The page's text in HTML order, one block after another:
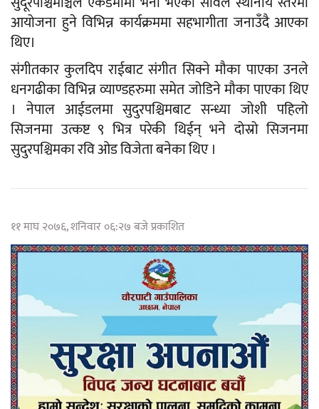
आयोजना हुने विभिन्न कार्यक्रममा सहभागीता जनाउँदै आएका
थिए।
संगीतकार कुलदिप राईबाट संगीत सिक्ने मौका पाएका उनले
धनगढीका विभिन्न व्याण्डहरुमा समेत जोडिने मौका पाएका थिए
। नेपाल आईडलमा सुदुरपश्चिमबाट सन्ध्या जोशी पहिलो
सिजनमा उत्कष्ट ९ भित्र परेकी थिईन् भने दोस्रो सिजनमा
सुदुरपश्चिमका रवि ओड विजेता बनेका थिए ।
११ माघ २०७६, शनिवार ०६:२७ बजे प्रकाशित